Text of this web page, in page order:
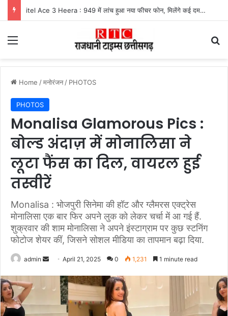
UPI Payment Rules News : फोन पे और गूगल पे से 2 हजार से अधिक का भुगतान करने वालों के लिए बड़ा अपडेट, जानें किस पर लगेगा चार्ज और किसे मिलेगी राहत
Menu
Home /मनोरंजन / PHOTOS
PHOTOS
Monalisa Glamorous Pics :
बोल्ड अंदाज़ में मोनालिसा ने
लूटा फैंस का दिल, वायरल हुई
तस्वीरें
Monalisa : भोजपुरी सिनेमा की हॉट और ग्लैमरस एक्ट्रेस
मोनालिसा एक बार फिर अपने लुक को लेकर चर्चा में आ गई हैं.
शुक्रवार की शाम मोनालिसा ने अपने इंस्टाग्राम पर कुछ स्टनिंग
फोटोज शेयर कीं, जिसने सोशल मीडिया का तापमान बढ़ा दिया.
admin
Send
email
April 21, 2025 0 1,231 1 minute read